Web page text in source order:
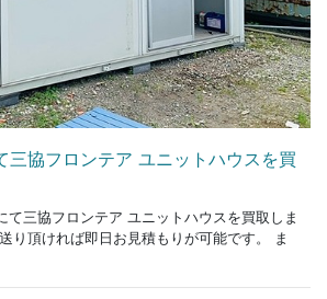
三協フロンテア ユニットハウスを買
て三協フロンテア ユニットハウスを買取しま
り頂ければ即日お見積もりが可能です。 ま